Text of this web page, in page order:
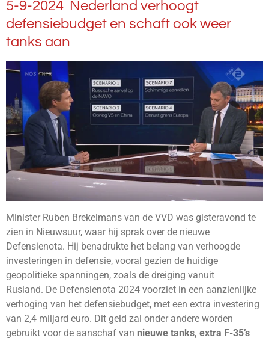
5-9-2024 Nederland verhoogt
defensiebudget en schaft ook weer
tanks aan
Minister Ruben Brekelmans van de VVD was gisteravond te
zien in Nieuwsuur, waar hij sprak over de nieuwe
Defensienota. Hij benadrukte het belang van verhoogde
investeringen in defensie, vooral gezien de huidige
geopolitieke spanningen, zoals de dreiging vanuit
Rusland. De Defensienota 2024 voorziet in een aanzienlijke
verhoging van het defensiebudget, met een extra investering
van 2,4 miljard euro. Dit geld zal onder andere worden
gebruikt voor de aanschaf van nieuwe tanks, extra F-35’s